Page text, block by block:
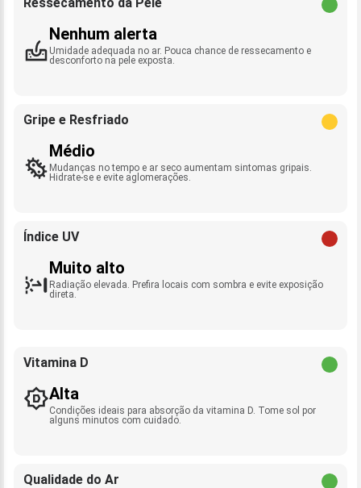
Nenhum alerta
Umidade adequada no ar. Pouca chance de ressecamento e
desconforto na pele exposta.
Gripe e Resfriado
Médio
Mudanças no tempo e ar seco aumentam sintomas gripais.
Hidrate-se e evite aglomerações.
Índice UV
Muito alto
Radiação elevada. Prefira locais com sombra e evite exposição
direta.
Vitamina D
Alta
Condições ideais para absorção da vitamina D. Tome sol por
alguns minutos com cuidado.
Qualidade do Ar